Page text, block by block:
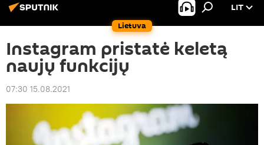
Lietuva
LIT
Instagram pristatė keletą
naujų funkcijų
07:30 15.08.2021